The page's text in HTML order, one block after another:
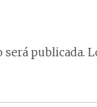
publicada.